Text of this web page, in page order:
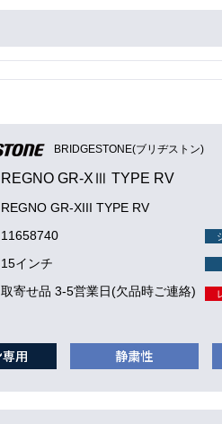
BRIDGESTONE(ブリヂストン)
REGNO GR-XⅢ TYPE RV
REGNO GR-XIII TYPE RV
11658740
15インチ
取寄せ品 3-5営業日(欠品時ご連絡)